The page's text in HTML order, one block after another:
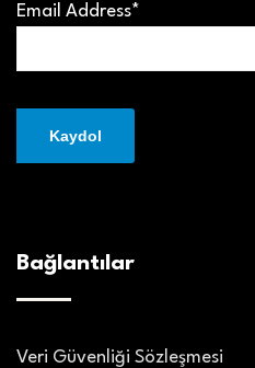
Email Address*
Bağlantılar
Veri Güvenliği Sözleşmesi